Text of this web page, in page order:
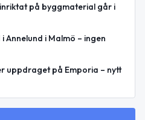
på byggmaterial går i
Annelund i Malmö – ingen
uppdraget på Emporia – nytt